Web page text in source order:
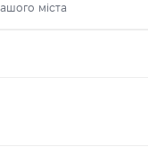
міста